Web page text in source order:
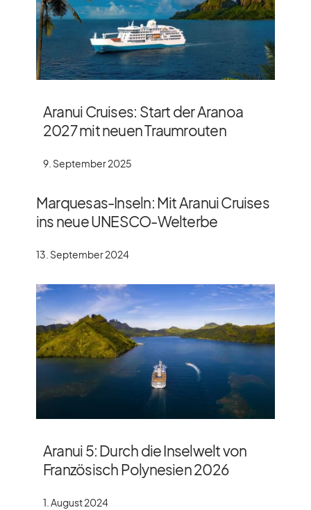
Aranui Cruises: Start der Aranoa
2027 mit neuen Traumrouten
9. September 2025
Marquesas-Inseln: Mit Aranui Cruises
ins neue UNESCO-Welterbe
13. September 2024
Aranui 5: Durch die Inselwelt von
Französisch Polynesien 2026
1. August 2024